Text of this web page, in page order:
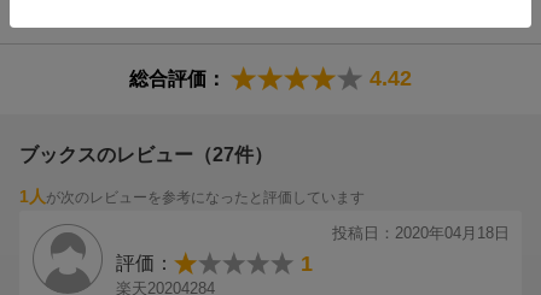
総合評価： 4.42
ブックスのレビュー（27件）
1人 が次のレビューを参考になったと評価しています
投稿日：2020年04月18日
評価： 1
楽天20204284